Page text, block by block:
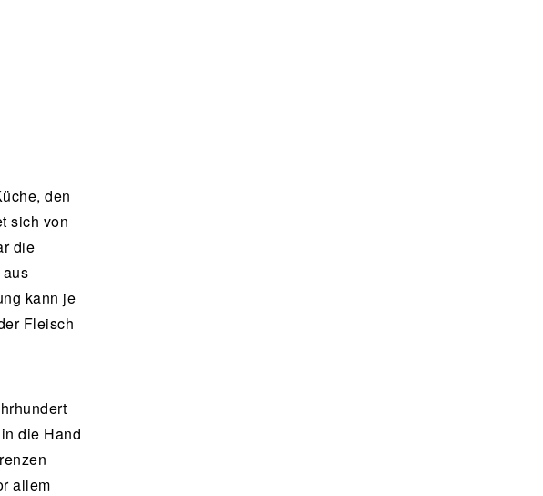
den
sich von
die
kann je
Fleisch
die Hand
allem